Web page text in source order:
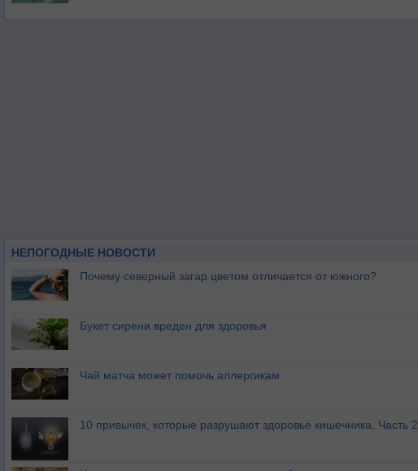
НЕПОГОДНЫЕ НОВОСТИ
Почему северный загар цветом отличается от южного?
Букет сирени вреден для здоровья
Чай матча может помочь аллергикам
10 привычек, которые разрушают здоровье кишечника. Часть 2